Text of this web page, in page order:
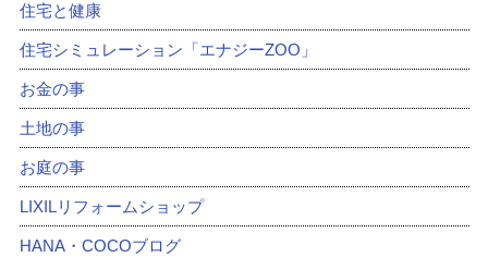
住宅と健康
住宅シミュレーション「エナジーZOO」
お金の事
土地の事
お庭の事
LIXILリフォームショップ
HANA・COCOブログ